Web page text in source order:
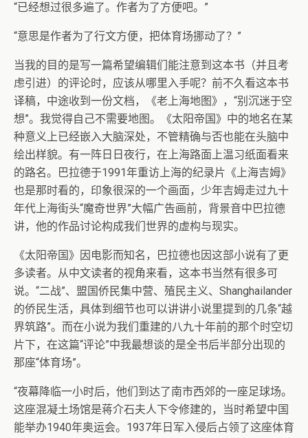
“已经想过很多遍了。作者为了方便吧。”
“意思是作者为了行文方便，把体育场挪动了？”
当我的目的是写一篇希望编辑们能注意到这本书（并且考
虑引进）的评论时，应该从哪里入手呢？前不久看这本书
译稿，中途收到一份文档，《老上海地图》，“别沉迷于空
想”。我觉得自己不需要地图。《太阳帝国》中的地名在某
种意义上已经嵌入大脑深处，不管精确与否也能在头脑中
绘出样貌。有一阵日日夜行，在上海路面上温习纸面看来
的路名。巴拉德于1991年重访上海的纪录片《上海吉姆》
也是那时看的，印象很深的一个画面，少年吉姆走过九十
年代上海街头“魔奇世界”大幅广告画前，背景音中巴拉德
讲，他的作品讨论构成我们世界的虚构与现实。
《太阳帝国》因电影而知名，巴拉德也因这部小说有了更
多读者。从中文读者的视角来看，这本书当然有很多可
说。“二战”、盟国侨民集中营、殖民主义、Shanghailander
的侨民生活，具体到细节也可以讲讲小说里提到的几条“越
界筑路”。而在小说为我们重建的八九十年前的那个时空切
片下，在这篇“评论”中我最想谈的是全书后半部分出现的
那座“体育场”。
“夜幕降临一小时后，他们到达了南市西郊的一座足球场。
这座混凝土场馆是蒋介石夫人下令修建的，当时希望中国
能举办1940年奥运会。1937年日军入侵后占领了这座体育